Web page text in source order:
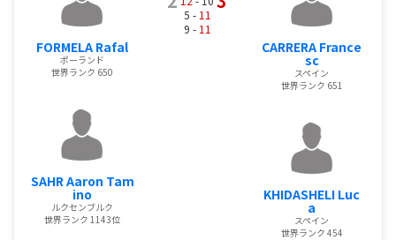
FORMELA Rafal
ポーランド
世界ランク 650
SAHR Aaron Tam
ino
ルクセンブルク
世界ランク 1143位
5 - 11
9 - 11
CARRERA France
sc
スペイン
世界ランク 651
KHIDASHELI Luc
a
スペイン
世界ランク 454